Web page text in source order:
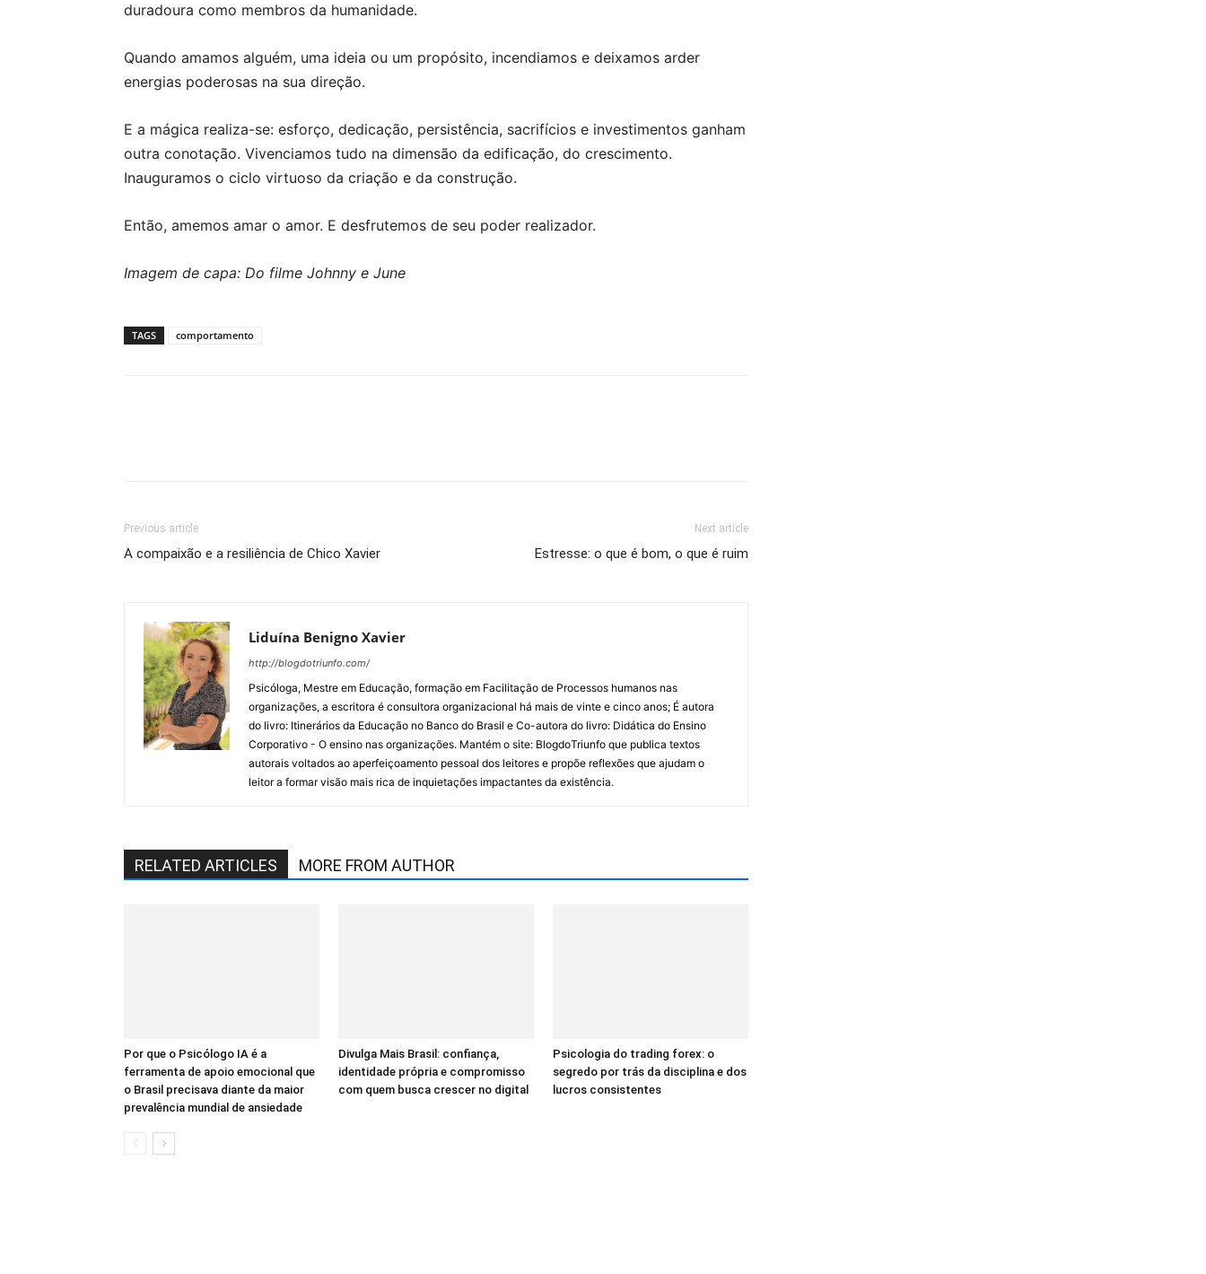
duradoura como membros da humanidade.
Quando amamos alguém, uma ideia ou um propósito, incendiamos e deixamos arder
energias poderosas na sua direção.
E a mágica realiza-se: esforço, dedicação, persistência, sacrifícios e investimentos ganham
outra conotação. Vivenciamos tudo na dimensão da edificação, do crescimento.
Inauguramos o ciclo virtuoso da criação e da construção.
Então, amemos amar o amor. E desfrutemos de seu poder realizador.
Imagem de capa: Do filme Johnny e June
TAGS comportamento
Previous article
A compaixão e a resiliência de Chico Xavier
Next article
Estresse: o que é bom, o que é ruim
Liduína Benigno Xavier
http://blogdotriunfo.com/
Psicóloga, Mestre em Educação, formação em Facilitação de Processos humanos nas
organizações, a escritora é consultora organizacional há mais de vinte e cinco anos; É autora
do livro: Itinerários da Educação no Banco do Brasil e Co-autora do livro: Didática do Ensino
Corporativo - O ensino nas organizações. Mantém o site: BlogdoTriunfo que publica textos
autorais voltados ao aperfeiçoamento pessoal dos leitores e propõe reflexões que ajudam o
leitor a formar visão mais rica de inquietações impactantes da existência.
RELATED ARTICLES MORE FROM AUTHOR
Por que o Psicólogo IA é a
ferramenta de apoio emocional que
o Brasil precisava diante da maior
prevalência mundial de ansiedade
Divulga Mais Brasil: confiança,
identidade própria e compromisso
com quem busca crescer no digital
Psicologia do trading forex: o
segredo por trás da disciplina e dos
lucros consistentes